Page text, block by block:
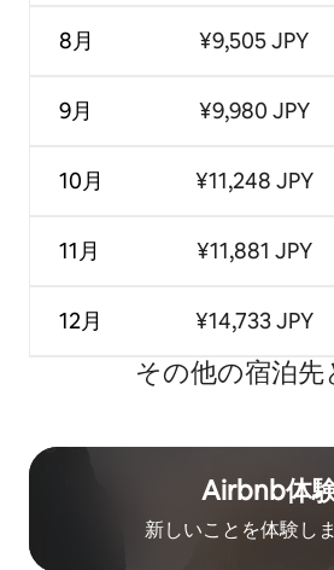
8月
9月
10月
11月
12月
¥9,505 JPY
¥9,980 JPY
¥11,248 JPY
¥11,881 JPY
¥14,733 JPY
その他の宿⁠泊⁠先
Airbnb体
新しいことを体験し